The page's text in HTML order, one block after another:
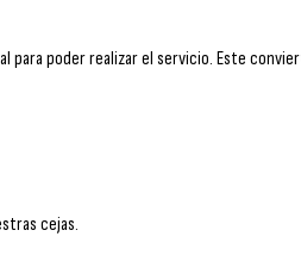
para poder realizar el servicio. Este
cejas.